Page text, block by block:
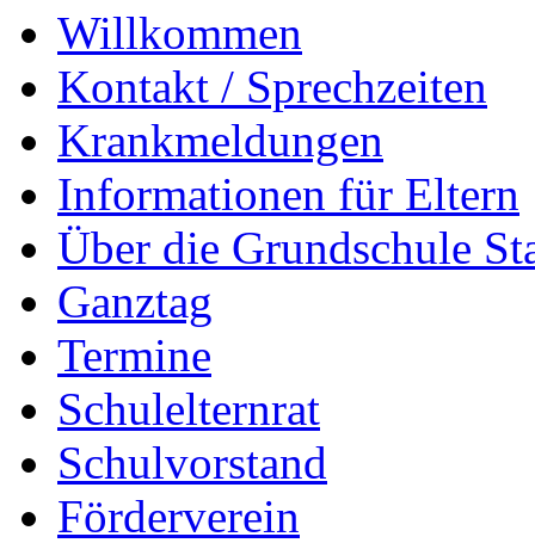
Willkommen
Kontakt / Sprechzeiten
Krankmeldungen
Informationen für Eltern
Über die Grundschule
Ganztag
Termine
Schulelternrat
Schulvorstand
Förderverein